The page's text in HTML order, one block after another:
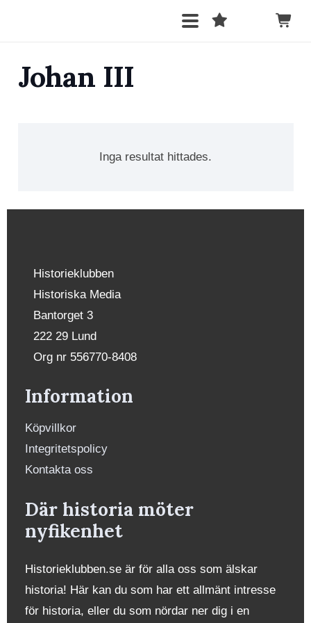
Johan III
Inga resultat hittades.
Historieklubben
Historiska Media
Bantorget 3
222 29 Lund
Org nr 556770-8408
Information
Köpvillkor
Integritetspolicy
Kontakta oss
Där historia möter
nyfikenhet
Historieklubben.se är för alla oss som älskar
historia! Här kan du som har ett allmänt intresse
för historia, eller du som nördar ner dig i en